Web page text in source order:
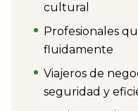
cultural
Profesionales
fluidamente
Viajeros de
seguridad y